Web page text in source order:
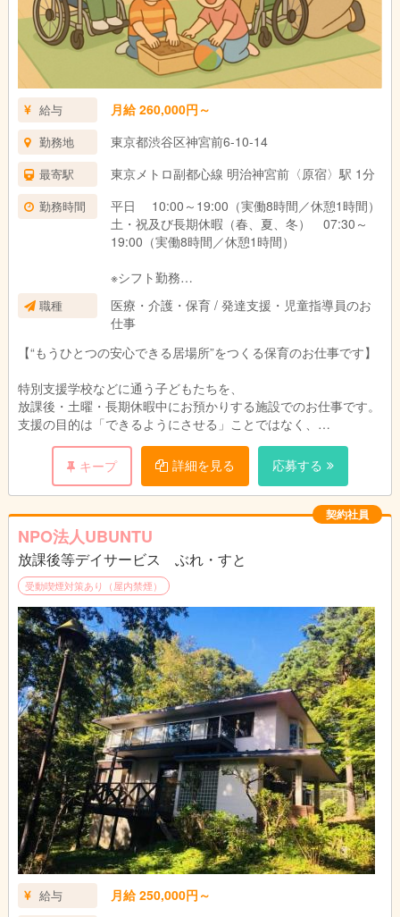
給与 月給 260,000円～
勤務地 東京都渋谷区神宮前6-10-14
最寄駅 東京メトロ副都心線 明治神宮前〈原宿〉駅 1分
勤務時間
平日 10:00～19:00（実働8時間／休憩1時間）
土・祝及び長期休暇（春、夏、冬） 07:30～
19:00（実働8時間／休憩1時間）
※シフト勤務
※持ち帰り業務なし
※残業あり（主に土・祝及び長期休暇)
職種
医療・介護・保育 / 発達支援・児童指導員のお
仕事
【“もうひとつの安心できる居場所”をつくる保育のお仕事です】
特別支援学校などに通う子どもたちを、
放課後・土曜・長期休暇中にお預かりする施設でのお仕事です。
支援の目的は「できるようにさせる」ことではなく、
子どもたちが“安心して、自分らしく過ごせる”こと。
その子のペース・その子の気持ちに寄り添いながら支援します。
1日あたりの定員は10名程度。 （令和8年度より20名へ拡充予
定）
日常生活の支援をはじめ、遊び・創作活動・学習・外遊びなど、
「子どもたちが安心して過ごせる居場所づくり」を行います。
【主な業務内容】
・子どもたちの受け入れ、体調確認、おやつ・遊び・活動のサポ
ート
・自由遊び、創作活動、外遊び、集団活動などの企画・実施
・生活支援（食事・排泄・着替えなど）のサポート
・記録・連絡帳の記入
・送迎の添乗
・チーム内ミーティングや日々の振り返りへの参加
【支援のスタンス】
“みんなと同じように”ではなく、“その子に合ったやり方で”。
保育の基本を大切にしながら、**“安心して過ごす時間”を保障す
る支援**を実践しています。
キープ 詳細を見る 応募する
契約社員
NPO法人UBUNTU
放課後等デイサービス ぶれ・すと
受動喫煙対策あり（屋内禁煙）
給与 月給 250,000円～